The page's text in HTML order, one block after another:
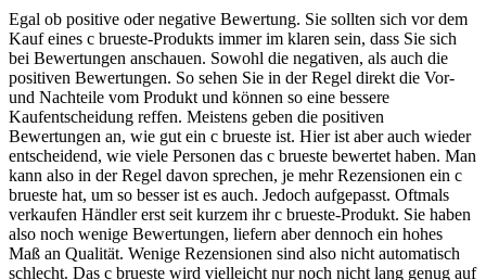
Egal ob positive oder negative Bewertung. Sie sollten sich vor dem
Kauf eines c brueste-Produkts immer im klaren sein, dass Sie sich
bei Bewertungen anschauen. Sowohl die negativen, als auch die
positiven Bewertungen. So sehen Sie in der Regel direkt die Vor-
und Nachteile vom Produkt und können so eine bessere
Kaufentscheidung reffen. Meistens geben die positiven
Bewertungen an, wie gut ein c brueste ist. Hier ist aber auch wieder
entscheidend, wie viele Personen das c brueste bewertet haben. Man
kann also in der Regel davon sprechen, je mehr Rezensionen ein c
brueste hat, um so besser ist es auch. Jedoch aufgepasst. Oftmals
verkaufen Händler erst seit kurzem ihr c brueste-Produkt. Sie haben
also noch wenige Bewertungen, liefern aber dennoch ein hohes
Maß an Qualität. Wenige Rezensionen sind also nicht automatisch
schlecht. Das c brueste wird vielleicht nur noch nicht lang genug auf